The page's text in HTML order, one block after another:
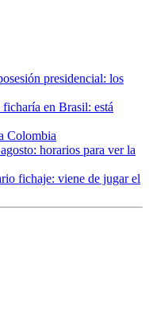
presidencial: los
en Brasil: está
Colombia
horarios para ver la
fichaje: viene de jugar el